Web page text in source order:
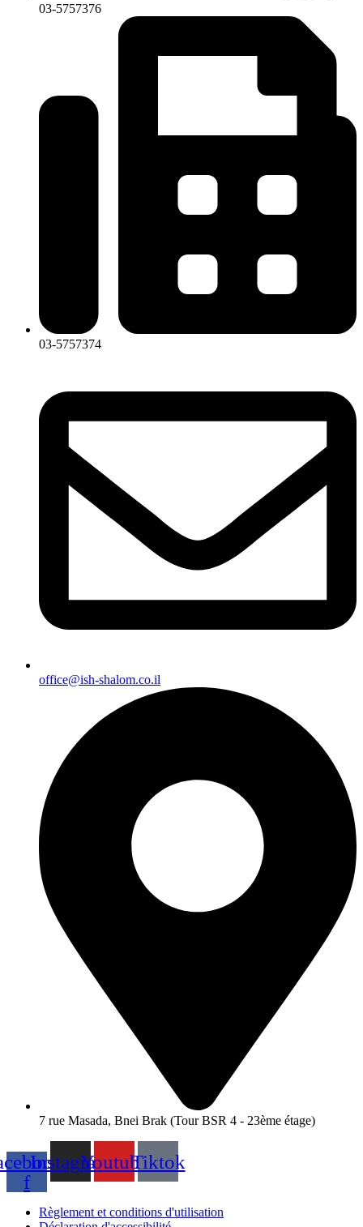
03-5757376
03-5757374
office@ish-shalom.co.il
7 rue Masada, Bnei Brak (Tour BSR 4 - 23ème étage)
f
InstagramYoutubeTiktok
Règlement et conditions d'utilisation